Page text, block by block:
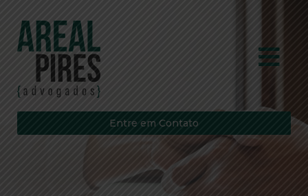
Entre em Contato